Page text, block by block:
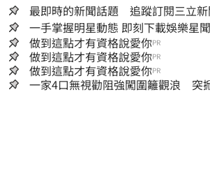
最即時的新聞話題 追蹤訂閱三立新
一手掌握明星動態 即刻下載娛
做到這點才有資格說愛你PR
做到這點才有資格說愛你PR
做到這點才有資格說愛你PR
一家4口無視勸阻強闖圍籬觀浪 突